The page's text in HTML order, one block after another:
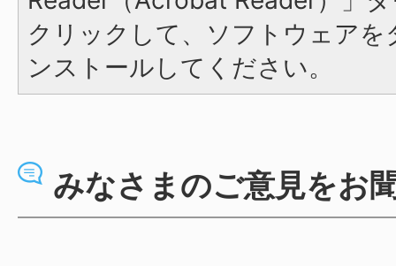
クリックして、ソフトウェア
ンストールしてください。
みなさまのご意見をお